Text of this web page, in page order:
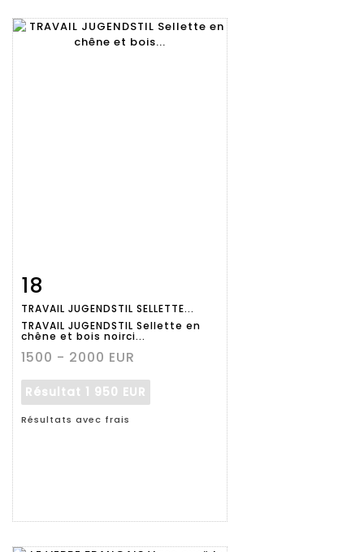
détaillée
18
TRAVAIL JUGENDSTIL SELLETTE...
TRAVAIL JUGENDSTIL Sellette en
chêne et bois noirci...
1500 - 2000 EUR
Résultat 1 950 EUR
Résultats avec frais